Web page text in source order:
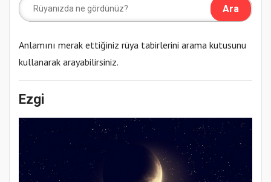
Anlamını merak ettiğiniz rüya tabirlerini arama kutusunu
kullanarak arayabilirsiniz.
Ezgi